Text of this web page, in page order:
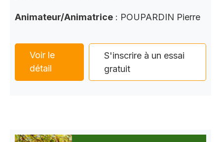
Animateur/Animatrice : POUPARDIN Pierre
Voir le
détail
S'inscrire à un essai
gratuit